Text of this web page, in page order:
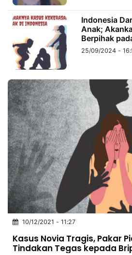
Indonesia
Anak;
Berpihak
25/09/2024 -
10/12/2021 - 11:27
Kasus Novia Tragis, Pakar
Tindakan Tegas kepada